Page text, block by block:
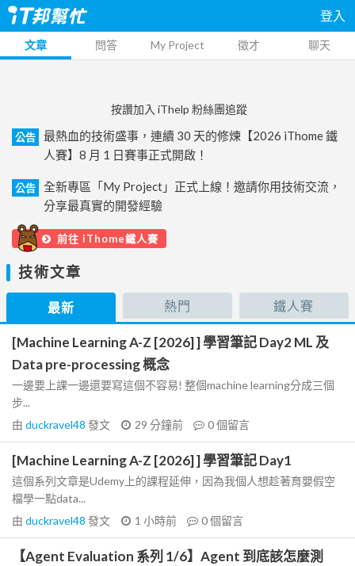
登入
文章 問答 My Project 徵才 聊天
按讚加入 iThelp 粉絲團追蹤
公告
最熱血的技術盛事，連續 30 天的修煉【2026 iThome 鐵
人賽】8 月 1 日賽事正式開啟！
公告
全新專區「My Project」正式上線！邀請你用技術交流，
分享最真實的開發經驗
前往 iThome鐵人賽
技術文章
最新 熱門 鐵人賽
[Machine Learning A-Z [2026] ] 學習筆記 Day2 ML 及
Data pre-processing 概念
一邊要上課一邊還要寫這個不容易! 整個machine learning分成三個
步...
由 duckravel48 發文 29 分鐘前 0個留言
[Machine Learning A-Z [2026] ] 學習筆記 Day1
這個系列文章是Udemy上的課程延伸，因為我個人想趁著育嬰假空
檔學一點data...
由 duckravel48 發文 1 小時前 0個留言
【Agent Evaluation 系列 1/6】Agent 到底該怎麼測